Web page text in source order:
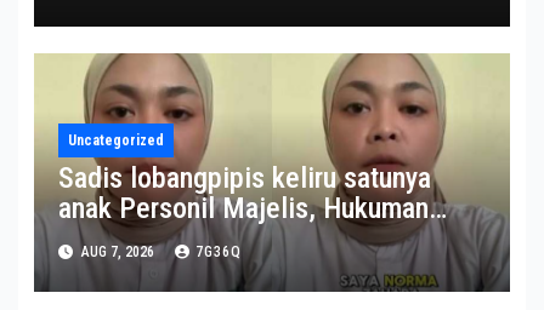
Uncategorized
Sadis lobangpipis keliru satunya
anak Personil Majelis, Hukuman
beban menanti dokter dan nakes
komentar sadis ke pasien BPJS
AUG 7, 2026 7G36Q